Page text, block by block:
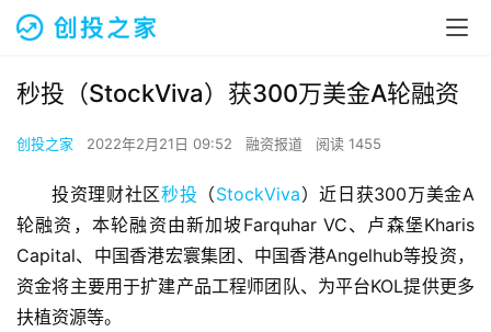
秒投（StockViva）获300万美金A轮融资
创投之家 2022年2月21日 09:52 融资报道 阅读 1455
投资理财社区秒投 （StockViva）近日获300万美金A
轮融资，本轮融资由新加坡Farquhar VC、卢森堡Kharis
Capital、中国香港宏寰集团、中国香港Angelhub等投资，
资金将主要用于扩建产品工程师团队、为平台KOL提供更多
扶植资源等。